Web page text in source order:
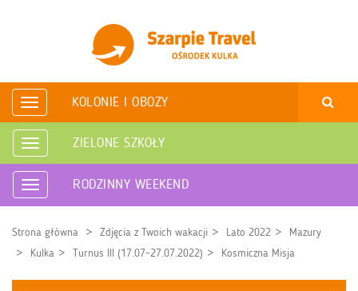
Rozwiń
nawigację
KOLONIE I OBOZY
Rozwiń
nawigację
ZIELONE SZKOŁY
Rozwiń
nawigację
RODZINNY WEEKEND
Strona główna Zdjęcia z Twoich wakacji Lato 2022
Mazury
Kulka
Turnus III (17.07-27.07.2022) Kosmiczna Misja